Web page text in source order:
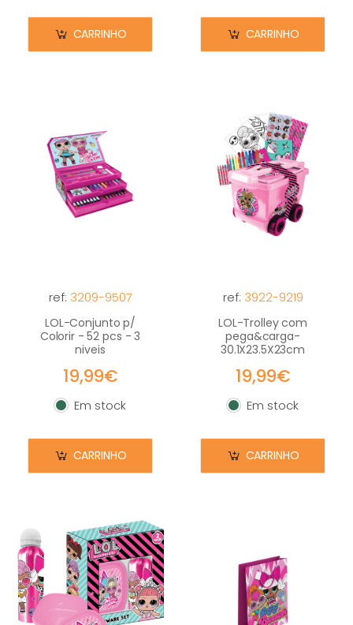
CARRINHO CARRINHO
ref: 3209-9507
LOL-Conjunto p/
Colorir - 52 pcs - 3
niveis
19,99€
Em stock
Em stock
CARRINHO
ref: 3922-9219
LOL-Trolley com
pega&carga-
30.1X23.5X23cm
19,99€
Em stock
Em stock
CARRINHO